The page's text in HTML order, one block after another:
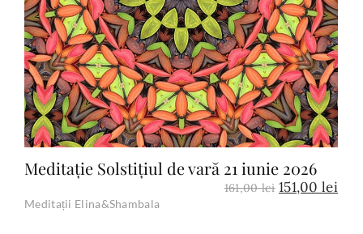
Add to Cart
Meditație Solstițiul de vară 21 iunie 2026
161,00lei 151,00lei
Meditații Elina&Shambala